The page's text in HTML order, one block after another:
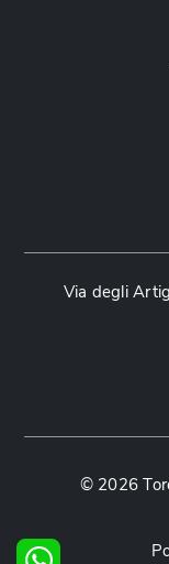
Via degli
© 2026